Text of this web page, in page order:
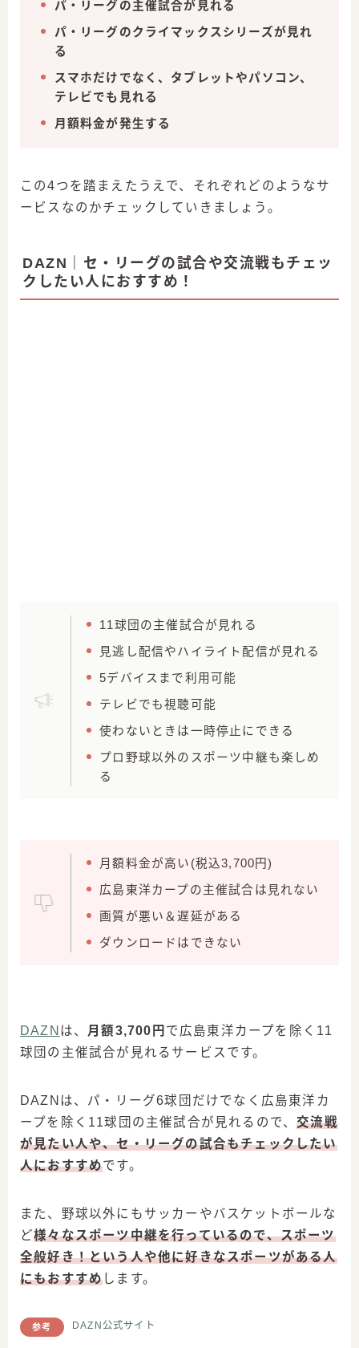
パ・リーグの主催試合が見れる
パ・リーグのクライマックスシリーズが見れ
る
スマホだけでなく、タブレットやパソコン、
テレビでも見れる
月額料金が発生する
この4つを踏まえたうえで、それぞれどのようなサ
ービスなのかチェックしていきましょう。
DAZN｜セ・リーグの試合や交流戦もチェッ
クしたい人におすすめ！
11球団の主催試合が見れる
見逃し配信やハイライト配信が見れる
5デバイスまで利用可能
テレビでも視聴可能
使わないときは一時停止にできる
プロ野球以外のスポーツ中継も楽しめ
る
月額料金が高い(税込3,700円)
広島東洋カープの主催試合は見れない
画質が悪い＆遅延がある
ダウンロードはできない
DAZN は、 月額3,700円 で広島東洋カープを除く11
球団の主催試合が見れるサービスです。
DAZNは、パ・リーグ6球団だけでなく広島東洋カ
ープを除く11球団の主催試合が見れるので、交流戦
が見たい人や、セ・リーグの試合もチェックしたい
人におすすめです。
また、野球以外にもサッカーやバスケットボールな
ど様々なスポーツ中継を行っているので、スポーツ
全般好き！という人や他に好きなスポーツがある人
にもおすすめします。
参考 DAZN公式サイト